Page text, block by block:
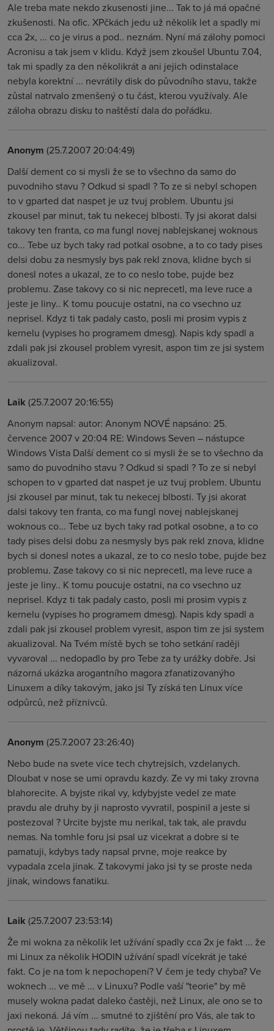
Ale treba mate nekdo zkusenosti jine... Tak to já má opačné
zkušenosti. Na ofic. XPčkách jedu už několik let a spadly mi
cca 2x, ... co je virus a pod.. neznám. Nyní má zálohy pomoci
Acronisu a tak jsem v klidu. Když jsem zkoušel Ubuntu 7.04,
tak mi spadly za den několikrát a ani jejich odinstalace
nebyla korektní ... nevrátily disk do původního stavu, takže
zůstal natrvalo zmenšený o tu část, kterou využívaly. Ale
záloha obrazu disku to naštěstí dala do pořádku.
Anonym (25.7.2007 20:04:49)
Další dement co si mysli že se to všechno da samo do
puvodniho stavu ? Odkud si spadl ? To ze si nebyl schopen
to v gparted dat naspet je uz tvuj problem. Ubuntu jsi
zkousel par minut, tak tu nekecej blbosti. Ty jsi akorat dalsi
takovy ten franta, co ma fungl novej nablejskanej woknous
co... Tebe uz bych taky rad potkal osobne, a to co tady pises
delsi dobu za nesmysly bys pak rekl znova, klidne bych si
donesl notes a ukazal, ze to co neslo tobe, pujde bez
problemu. Zase takovy co si nic neprecetl, ma leve ruce a
jeste je liny.. K tomu poucuje ostatni, na co vsechno uz
neprisel. Kdyz ti tak padaly casto, posli mi prosim vypis z
kernelu (vypises ho programem dmesg). Napis kdy spadl a
zdali pak jsi zkousel problem vyresit, aspon tim ze jsi system
akualizoval.
Laik (25.7.2007 20:16:55)
Anonym napsal: autor: Anonym NOVÉ napsáno: 25.
července 2007 v 20:04 RE: Windows Seven – nástupce
Windows Vista Další dement co si mysli že se to všechno da
samo do puvodniho stavu ? Odkud si spadl ? To ze si nebyl
schopen to v gparted dat naspet je uz tvuj problem. Ubuntu
jsi zkousel par minut, tak tu nekecej blbosti. Ty jsi akorat
dalsi takovy ten franta, co ma fungl novej nablejskanej
woknous co... Tebe uz bych taky rad potkal osobne, a to co
tady pises delsi dobu za nesmysly bys pak rekl znova, klidne
bych si donesl notes a ukazal, ze to co neslo tobe, pujde bez
problemu. Zase takovy co si nic neprecetl, ma leve ruce a
jeste je liny.. K tomu poucuje ostatni, na co vsechno uz
neprisel. Kdyz ti tak padaly casto, posli mi prosim vypis z
kernelu (vypises ho programem dmesg). Napis kdy spadl a
zdali pak jsi zkousel problem vyresit, aspon tim ze jsi system
akualizoval. Na Tvém místě bych se toho setkání raději
vyvaroval ... nedopadlo by pro Tebe za ty urážky dobře. Jsi
názorná ukázka arogantního magora zfanatizovanýho
Linuxem a díky takovým, jako jsi Ty získá ten Linux více
odpůrců, než příznivců.
Anonym (25.7.2007 23:26:40)
Nebo bude na svete vice tech chytrejsich, vzdelanych.
Dloubat v nose se umi opravdu kazdy. Ze vy mi taky zrovna
blahorecite. A byjste rikal vy, kdybyjste vedel ze mate
pravdu ale druhy by ji naprosto vyvratil, pospinil a jeste si
postezoval ? Urcite byjste mu nerikal, tak tak, ale pravdu
nemas. Na tomhle foru jsi psal uz vicekrat a dobre si te
pamatuji, kdybys tady napsal prvne, moje reakce by
vypadala zcela jinak. Z takovymi jako jsi ty se proste neda
jinak, windows fanatiku.
Laik (25.7.2007 23:53:14)
Že mi wokna za několik let užívání spadly cca 2x je fakt ... že
mi Linux za několik HODIN užívání spadl vícekrát je také
fakt. Co je na tom k nepochopení? V čem je tedy chyba? Ve
woknech ... ve mě ... v Linuxu? Podle vaší "teorie" by mě
musely wokna padat daleko častěji, než Linux, ale ono se to
jaxi nekoná. Já vím ... smutné to zjištění pro Vás, ale tak to